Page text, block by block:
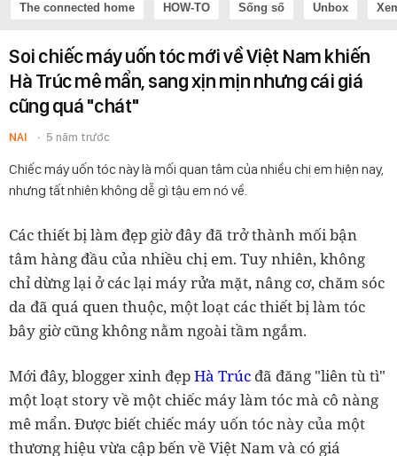
The connected home HOW-TO Sống số Unbox
Soi chiếc máy uốn tóc mới về Việt Nam khiến
Hà Trúc mê mẩn, sang xịn mịn nhưng cái giá
cũng quá "chát"
NAI 5 năm trước
Chiếc máy uốn tóc này là mối quan tâm của nhiều chị em hiện nay,
nhưng tất nhiên không dễ gì tậu em nó về.
Các thiết bị làm đẹp giờ đây đã trở thành mối bận
tâm hàng đầu của nhiều chị em. Tuy nhiên, không
chỉ dừng lại ở các lại máy rửa mặt, nâng cơ, chăm sóc
da đã quá quen thuộc, một loạt các thiết bị làm tóc
bây giờ cũng không nằm ngoài tầm ngắm.
Mới đây, blogger xinh đẹpHà Trúc đã đăng "liên tù tì"
một loạt story về một chiếc máy làm tóc mà cô nàng
mê mẩn. Được biết chiếc máy uốn tóc này của một
thương hiệu vừa cập bến về Việt Nam và có giá